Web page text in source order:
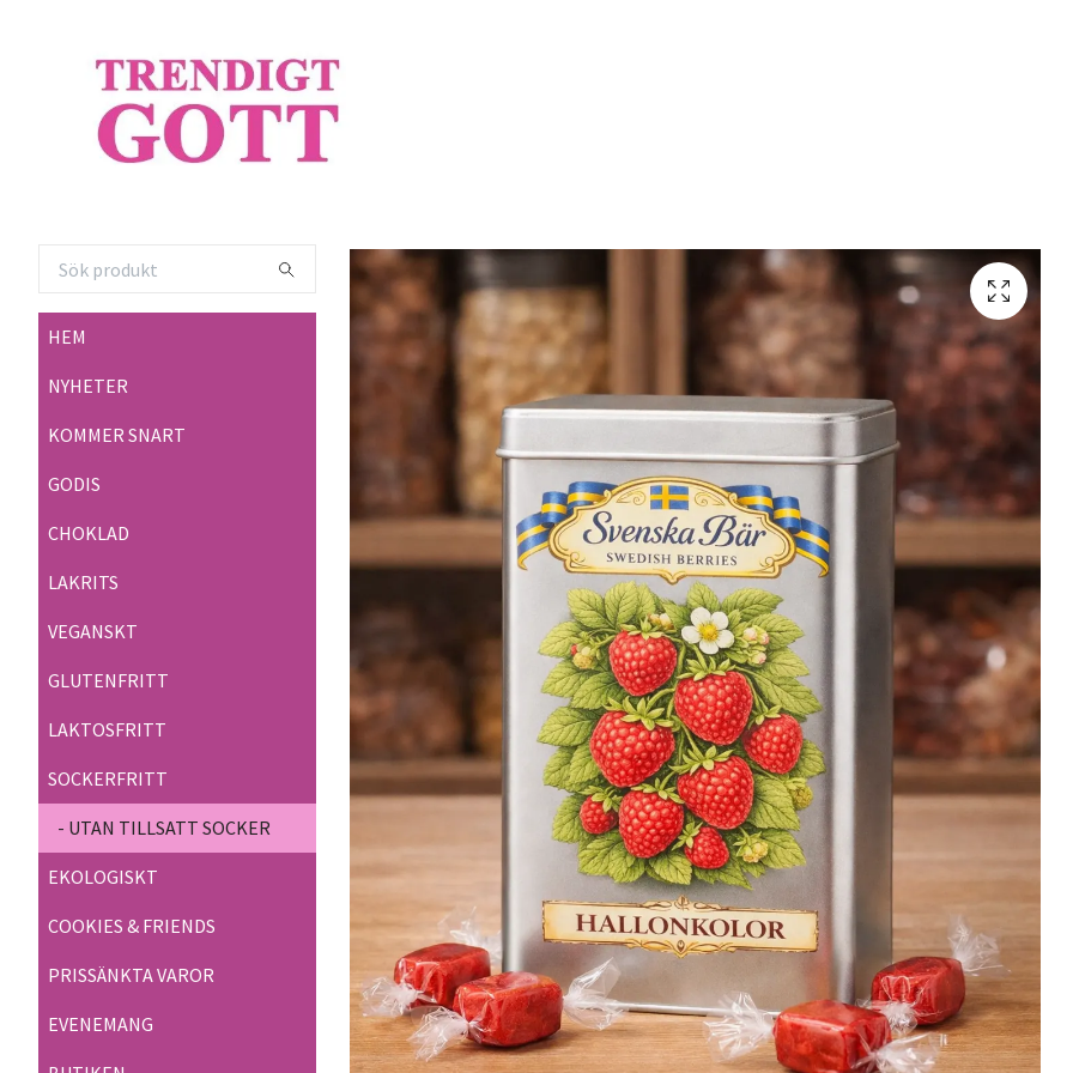
HEM
NYHETER
KOMMER SNART
GODIS
CHOKLAD
LAKRITS
VEGANSKT
GLUTENFRITT
LAKTOSFRITT
SOCKERFRITT
- UTAN TILLSATT SOCKER
EKOLOGISKT
COOKIES & FRIENDS
PRISSÄNKTA VAROR
EVENEMANG